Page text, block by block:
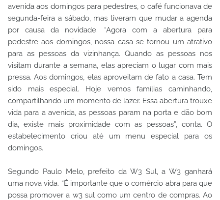
avenida aos domingos para pedestres, o café funcionava de
segunda-feira a sábado, mas tiveram que mudar a agenda
por causa da novidade. “Agora com a abertura para
pedestre aos domingos, nossa casa se tornou um atrativo
para as pessoas da vizinhança. Quando as pessoas nos
visitam durante a semana, elas apreciam o lugar com mais
pressa. Aos domingos, elas aproveitam de fato a casa. Tem
sido mais especial. Hoje vemos famílias caminhando,
compartilhando um momento de lazer. Essa abertura trouxe
vida para a avenida, as pessoas param na porta e dão bom
dia, existe mais proximidade com as pessoas”, conta. O
estabelecimento criou até um menu especial para os
domingos.
Segundo Paulo Melo, prefeito da W3 Sul, a W3 ganhará
uma nova vida. “É importante que o comércio abra para que
possa promover a w3 sul como um centro de compras. Ao